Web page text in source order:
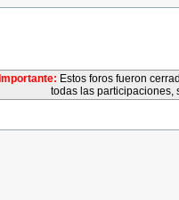
Importante: Estos foros fueron
todas las participaciones,